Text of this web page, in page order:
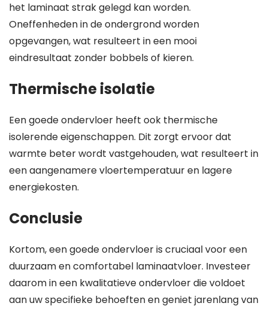
het laminaat strak gelegd kan worden.
Oneffenheden in de ondergrond worden
opgevangen, wat resulteert in een mooi
eindresultaat zonder bobbels of kieren.
Thermische isolatie
Een goede ondervloer heeft ook thermische
isolerende eigenschappen. Dit zorgt ervoor dat
warmte beter wordt vastgehouden, wat resulteert in
een aangenamere vloertemperatuur en lagere
energiekosten.
Conclusie
Kortom, een goede ondervloer is cruciaal voor een
duurzaam en comfortabel laminaatvloer. Investeer
daarom in een kwalitatieve ondervloer die voldoet
aan uw specifieke behoeften en geniet jarenlang van